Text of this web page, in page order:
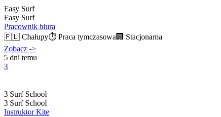
Easy Surf
Easy Surf
Pracownik biura
🇵🇱 Chałupy⏱️ Praca tymczasowa🏢 Stacjonarna
Zobacz ->
5 dni temu
3
3 Surf School
3 Surf School
Instruktor Kite